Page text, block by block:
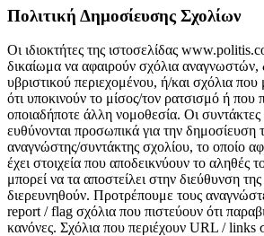
Πολιτική Δημοσίευσης Σχολίων
Οι ιδιοκτήτες της ιστοσελίδας
δικαίωμα να αφαιρούν σχόλια αναγνωστών,
υβριστικού περιεχομένου, ή/και σχόλια
ότι υποκινούν το μίσος/τον ρατσισμό ή που
οποιαδήποτε άλλη νομοθεσία. Οι
ευθύνονται προσωπικά για την δημοσίευση
αναγνώστης/συντάκτης σχολίου, το οποίο
έχει στοιχεία που αποδεικνύουν το αληθές
μπορεί να τα αποστείλει στην διεύθυνση
διερευνηθούν. Προτρέπουμε τους
report / flag σχόλια που πιστεύουν ότι
κανόνες. Σχόλια που περιέχουν URL / links